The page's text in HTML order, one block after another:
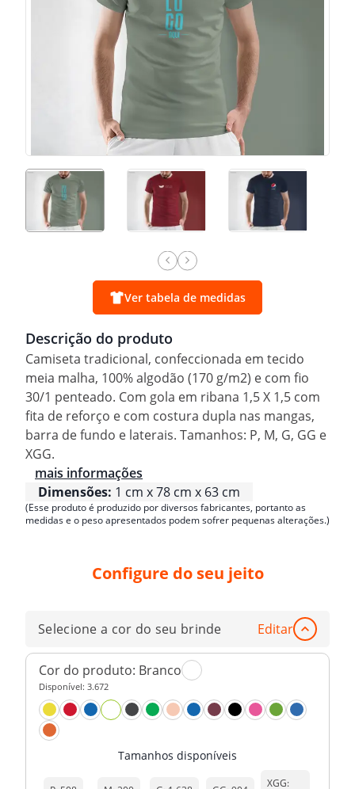
Ver tabela de medidas
Descrição do produto
Camiseta tradicional, confeccionada em tecido
meia malha, 100% algodão (170 g/m2) e com fio
30/1 penteado. Com gola em ribana 1,5 X 1,5 com
fita de reforço e com costura dupla nas mangas,
barra de fundo e laterais. Tamanhos: P, M, G, GG e
XGG.
mais informações
Dimensões: 1 cm x 78 cm x 63 cm
(Esse produto é produzido por diversos fabricantes, portanto as
medidas e o peso apresentados podem sofrer pequenas alterações.)
Configure do seu jeito
Selecione a cor do seu brinde Editar
Cor do produto: Branco
Disponível: 3.672
Tamanhos disponíveis
XGG: